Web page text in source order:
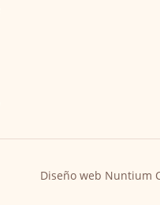
Diseño web Nuntium